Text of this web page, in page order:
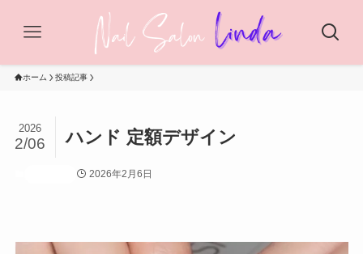
ホーム 投稿記事
ハンド 定額デザイン
2026
2/06
2026年2月6日